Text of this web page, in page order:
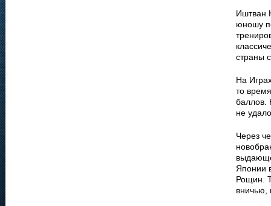
Иштван
юношу
страны
На
то
баллов.
не
Через
Японии
Рощин.
вничью,